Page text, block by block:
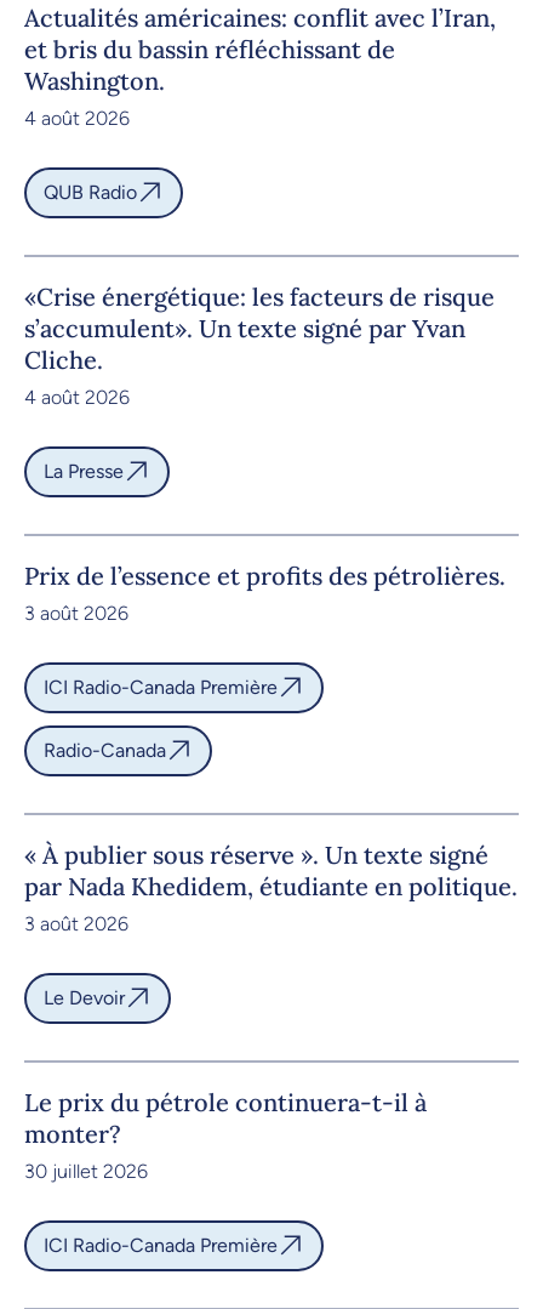
Actualités américaines: conflit avec l’Iran,
et bris du bassin réfléchissant de
Washington.
4 août 2026
QUB Radio
«Crise énergétique: les facteurs de risque
s’accumulent». Un texte signé par Yvan
Cliche.
4 août 2026
La Presse
Prix de l’essence et profits des pétrolières.
3 août 2026
ICI Radio-Canada Première
Radio-Canada
« À publier sous réserve ». Un texte signé
par Nada Khedidem, étudiante en politique.
3 août 2026
Le Devoir
Le prix du pétrole continuera-t-il à
monter?
30 juillet 2026
ICI Radio-Canada Première